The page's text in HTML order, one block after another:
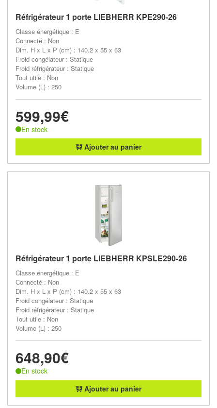
Réfrigérateur 1 porte LIEBHERR KPE290-26
Classe énergétique : E
Connecté : Non
Dim. H x L x P (cm) : 140.2 x 55 x 63
Froid congélateur : Statique
Froid réfrigérateur : Statique
Tout utile : Non
Volume (L) : 250
599,99€
En stock
Ajouter au panier
Réfrigérateur 1 porte LIEBHERR KPSLE290-26
Classe énergétique : E
Connecté : Non
Dim. H x L x P (cm) : 140.2 x 55 x 63
Froid congélateur : Statique
Froid réfrigérateur : Statique
Tout utile : Non
Volume (L) : 250
648,90€
En stock
Ajouter au panier